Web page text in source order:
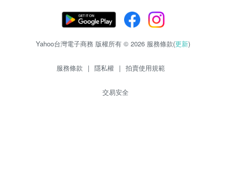
Yahoo台灣電子商務 版權所有 © 2026 服務條款(更新)
服務條款 | 隱私權 | 拍賣使用規範
交易安全